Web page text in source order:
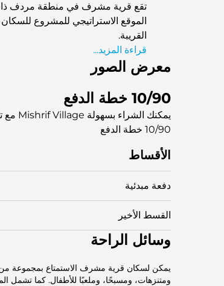
تقع قرية مشرف في منطقة مردف ذات
الموقع الاستراتيجي للمشروع للسكان
القريبة.
قراءة المزيد...
معرض الصور
10/90 خطة الدفع
يمكنك الشراء بسهولة Mishrif Village مع تقسيط بدون فوائد
10/90 خطة الدفع
الأقساط
دفعة مبدئية
القسط الأخير
وسائل الراحة
يمكن لسكان قرية مشرف الاستمتاع بمجموعة من
ومتنزهات، ومسبحًا، وملعبًا للأطفال. كما تشمل